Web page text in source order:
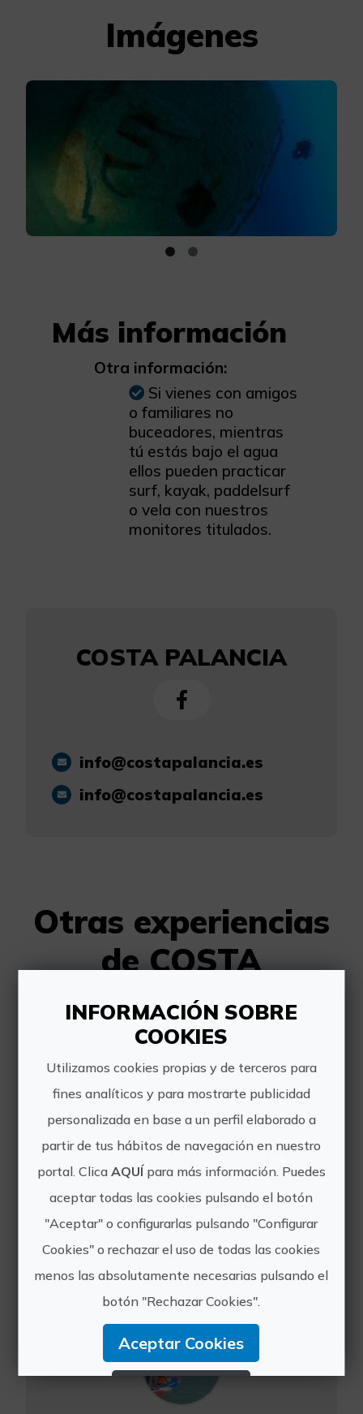
Imágenes
Más información
Otra información:
Si vienes con amigos
o familiares no
buceadores, mientras
tú estás bajo el agua
ellos pueden practicar
surf, kayak, paddelsurf
o vela con nuestros
monitores titulados.
COSTA PALANCIA
info@costapalancia.es
info@costapalancia.es
Otras experiencias
de COSTA
PALANCIA
Bautismo de buceo en Canet
El bautizo comienza por una sesión
introductoria en la que recibirás las
instrucciones básicas para poder
realizar con comodidad la actividad en
equipos y materiales qu...
INFORMACIÓN SOBRE
COOKIES
Utilizamos cookies propias y de terceros para
fines analíticos y para mostrarte publicidad
personalizada en base a un perfil elaborado a
partir de tus hábitos de navegación en nuestro
portal. Clica AQUÍ para más información. Puedes
aceptar todas las cookies pulsando el botón
"Aceptar" o configurarlas pulsando "Configurar
Cookies" o rechazar el uso de todas las cookies
menos las absolutamente necesarias pulsando el
botón "Rechazar Cookies".
Aceptar Cookies
Rechazar Cookies